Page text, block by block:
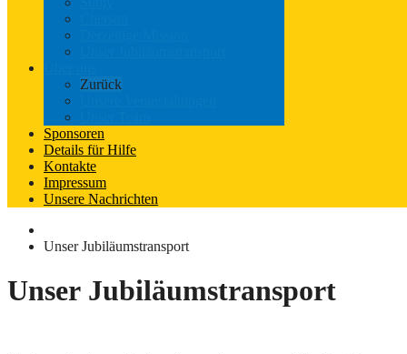
Zurück
Sponsoren
Details für Hilfe
Kontakte
Impressum
Unsere Nachrichten
Unser Jubiläumstransport
Unser Jubiläumstransport